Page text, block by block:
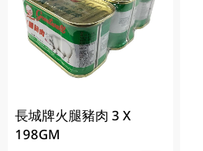
長城牌火腿豬肉 3 X
198GM